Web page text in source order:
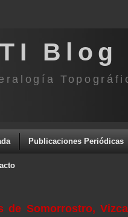
Blog
Publicaciones Periódicas
de Somorrostro,